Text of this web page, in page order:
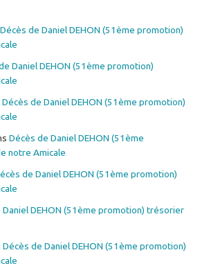
Décès de Daniel DEHON (51ème promotion)
Daniel DEHON (51ème promotion)
Décès de Daniel DEHON (51ème promotion)
Décès de Daniel DEHON (51ème
notre Amicale
de Daniel DEHON (51ème promotion)
Daniel DEHON (51ème promotion) trésorier
Décès de Daniel DEHON (51ème promotion)